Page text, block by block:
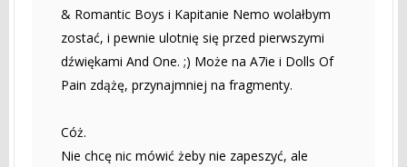
& Romantic Boys i Kapitanie Nemo wolałbym
zostać, i pewnie ulotnię się przed pierwszymi
dźwiękami And One. ;) Może na A7ie i Dolls Of
Pain zdążę, przynajmniej na fragmenty.
Cóż.
Nie chcę nic mówić żeby nie zapeszyć, ale